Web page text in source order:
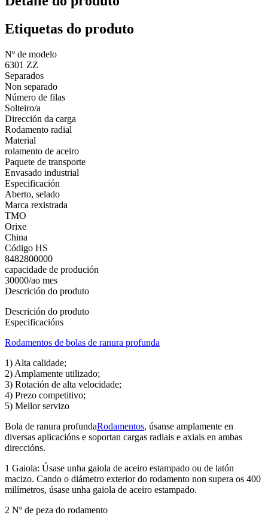
Etiquetas do produto
Nº de modelo
6301 ZZ
Separados
Non separado
Número de filas
Solteiro/a
Dirección da carga
Rodamento radial
Material
rolamento de aceiro
Paquete de transporte
Envasado industrial
Especificación
Aberto, selado
Marca rexistrada
TMO
Orixe
China
Código HS
8482800000
capacidade de produción
30000/ao mes
Descrición do produto
Descrición do produto
Especificacións
Rodamentos de bolas de ranura profunda
1) Alta calidade;
2) Amplamente utilizado;
3) Rotación de alta velocidade;
4) Prezo competitivo;
5) Mellor servizo
Bola de ranura profundaRodamentos, úsanse amplamente en
diversas aplicacións e soportan cargas radiais e axiais en ambas
direccións.
1 Gaiola: Úsase unha gaiola de aceiro estampado ou de latón
macizo. Cando o diámetro exterior do rodamento non supera os 400
milímetros, úsase unha gaiola de aceiro estampado.
2 Nº de peza do rodamento